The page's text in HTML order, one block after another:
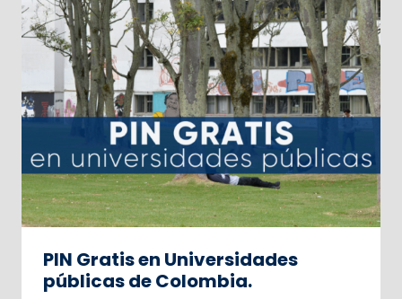
PIN Gratis en Universidades
públicas de Colombia.